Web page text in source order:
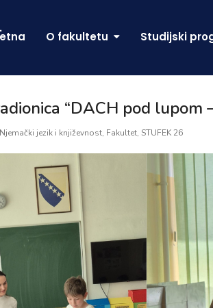
O fakultetu Studijski
“DACH pod lupom
Njemački jezik i književnost, Fakultet, STUFEK 26